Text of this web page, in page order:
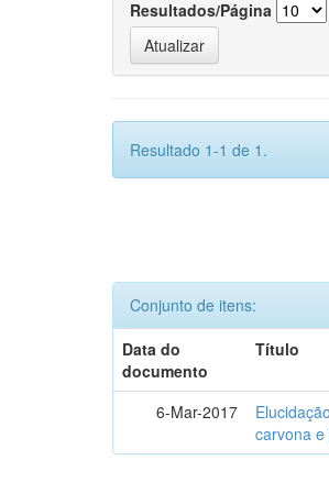
Resultados/Página
Resultado 1-1 de 1.
Conjunto de itens:
Data do
documento
Título
6-Mar-2017
carvona